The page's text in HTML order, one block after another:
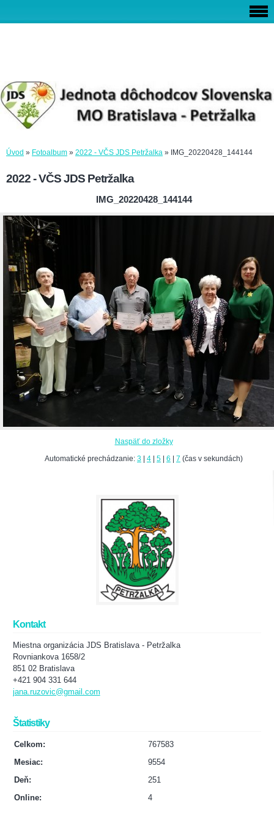
Úvod » Fotoalbum » 2022 - VČS JDS Petržalka » IMG_20220428_144144
2022 - VČS JDS Petržalka
IMG_20220428_144144
Naspäť do zložky
Automatické prechádzanie: 3 4 5 6 7 (čas v sekundách)
Kontakt
Miestna organizácia JDS Bratislava - Petržalka
Rovniankova 1658/2
851 02 Bratislava
+421 904 331 644
jana.ruzovic@gmail.com
Štatistiky
Online: 4
Celkom:
767583
Mesiac:
9554
Deň:
251